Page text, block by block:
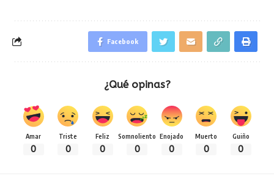
Facebook
¿Qué opinas?
Amar
0
Triste
0
Feliz
0
Somnoliento
0
Enojado
0
Muerto
0
Guiño
0